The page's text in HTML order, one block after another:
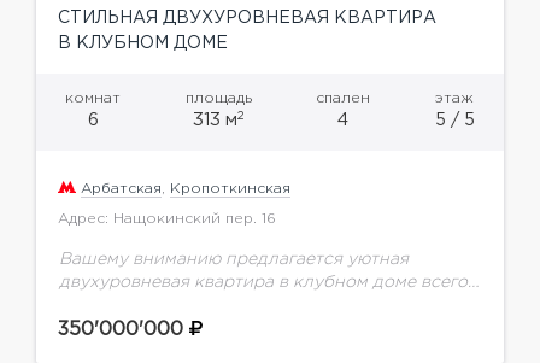
СТИЛЬНАЯ ДВУХУРОВНЕВАЯ КВАРТИРА
В КЛУБНОМ ДОМЕ
комнат
6
площадь
313 м2
спален
4
этаж
5 / 5
Арбатская Кропоткинская
Адрес: Нащокинский пер. 16
Вашему вниманию предлагается уютная
двухуровневая квартира в клубном доме всего
ходьбы от Храма Христа Спасителя. Выполнена
350'000'000